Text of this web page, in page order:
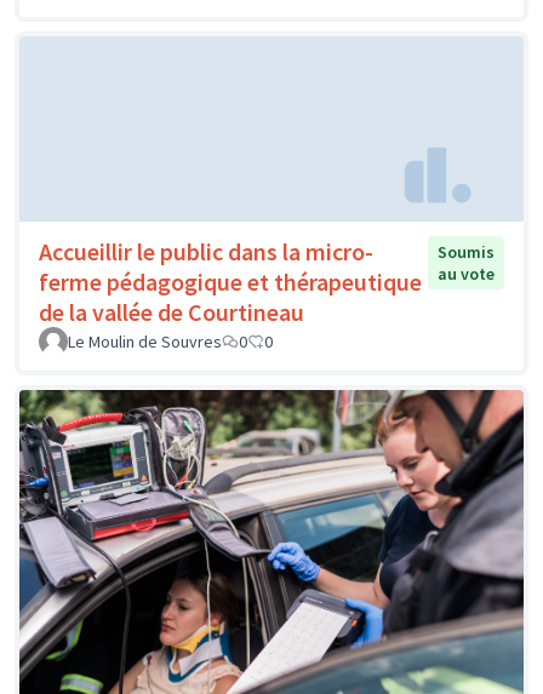
Accueillir le public dans la micro-
ferme pédagogique et thérapeutique
de la vallée de Courtineau
Soumis
au vote
Le Moulin de Souvres 0 0